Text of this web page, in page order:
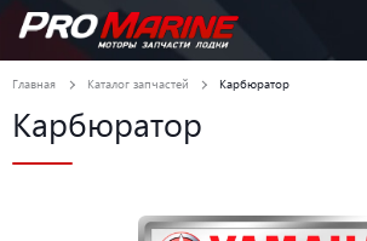
Главная Каталог запчастей Карбюратор
Карбюратор